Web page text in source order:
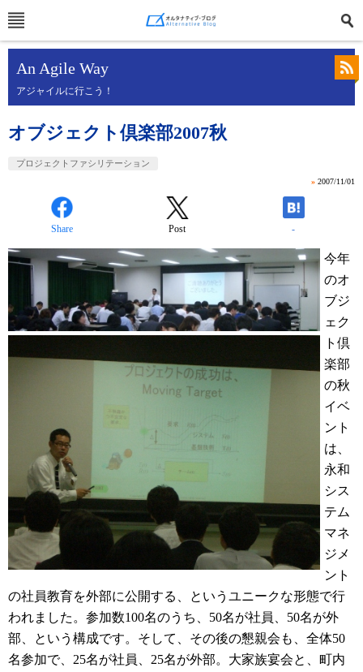
An Agile Way
アジャイルに行こう！
オブジェクト倶楽部2007秋
プロジェクトファシリテーション
» 2007/11/01
Share Post -
今年
のオ
ブジ
ェク
ト倶
楽部
の秋
イベ
ント
は、
永和
シス
テム
マネ
ジメ
ント
の社員教育を外部に公開する、というユニークな形態で行
われました。参加数100名のうち、50名が社員、50名が外
部、という構成です。そして、その後の懇親会も、全体50
名参加で、25名が社員、25名が外部。大家族宴会と、町内